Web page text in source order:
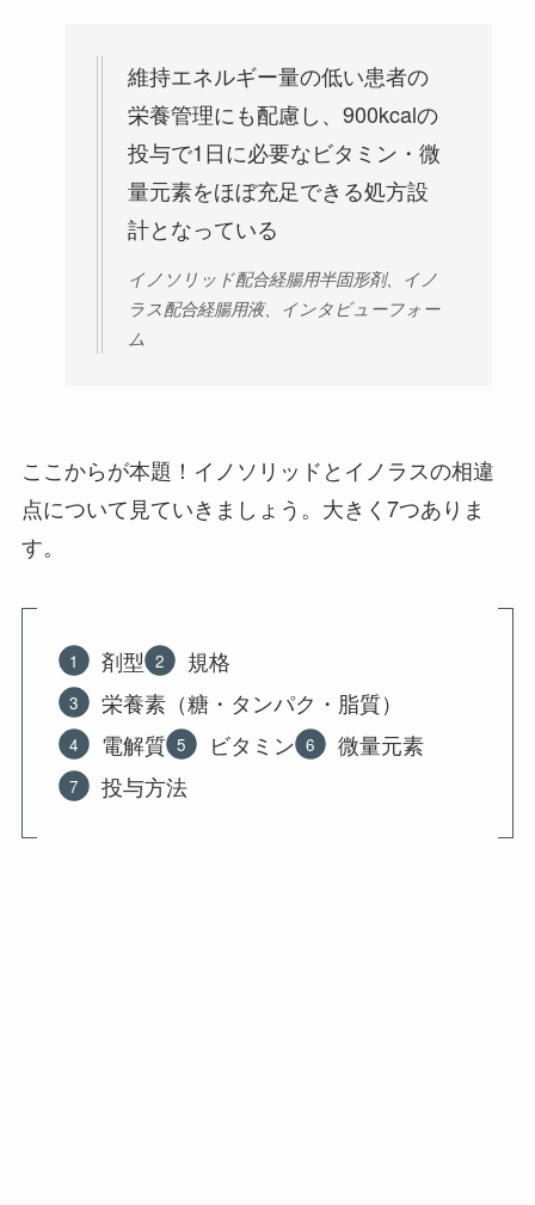
維持エネルギー量の低い患者の
栄養管理にも配慮し、900kcalの
投与で1日に必要なビタミン・微
量元素をほぼ充足できる処方設
計となっている
イノソリッド配合経腸用半固形剤、イノ
ラス配合経腸用液、インタビューフォー
ム
ここからが本題！イノソリッドとイノラスの相違
点について見ていきましょう。大きく7つありま
す。
剤型
規格
栄養素（糖・タンパク・脂質）
電解質
ビタミン
微量元素
投与方法